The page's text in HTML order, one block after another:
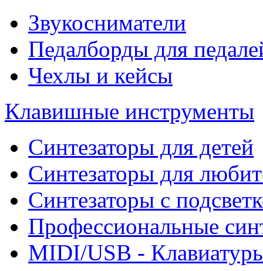
Звукосниматели
Педалборды для
Чехлы и кейсы
Клавишные инструменты
Синтезаторы для детей
Синтезаторы для
Синтезаторы с
Профессиональные
MIDI/USB -